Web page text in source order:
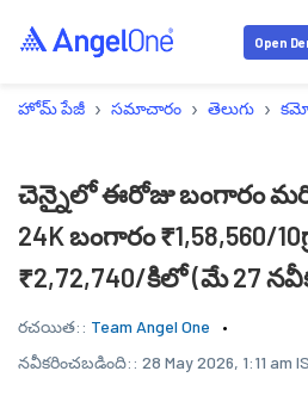
Open
హోమ్ పేజీ › సమాచారం › తెలుగు ›
చెన్నైలో ఈరోజు బంగారం
24K బంగారం ₹1,58,560/
₹2,72,740/కిలో (మే 27
రచయిత:: Team Angel One
నవీకరించబడింది:: 28 May 2026, 1:11 am